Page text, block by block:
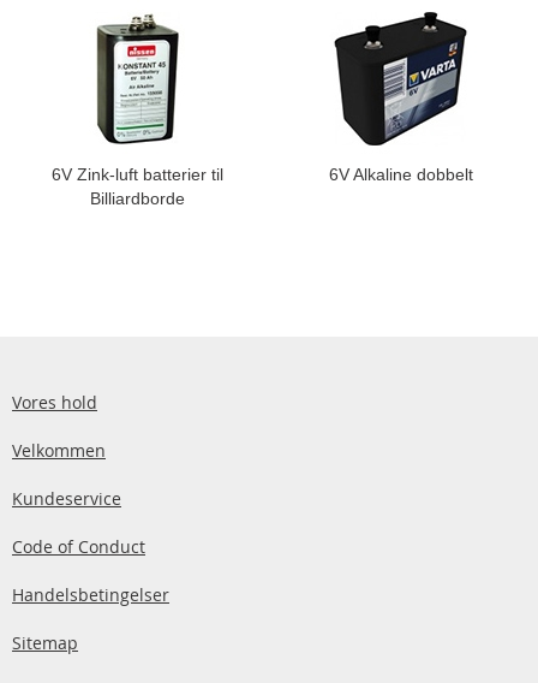
6V Zink-luft batterier til
Billiardborde
6V Alkaline dobbelt
Vores hold
Velkommen
Kundeservice
Code of Conduct
Handelsbetingelser
Sitemap